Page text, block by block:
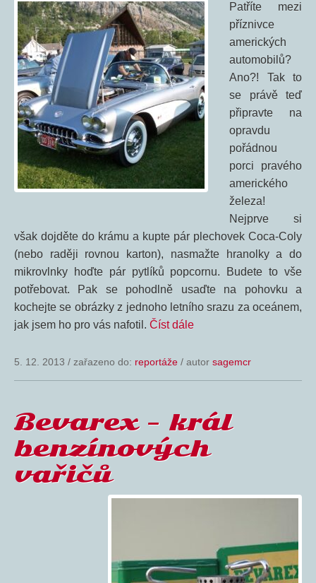
Patříte mezi
příznivce
amerických
automobilů?
Ano?! Tak to
se právě teď
připravte na
opravdu
pořádnou
porci pravého
amerického
železa!
Nejprve si
však dojděte do krámu a kupte pár plechovek Coca-Coly
(nebo raději rovnou karton), nasmažte hranolky a do
mikrovlnky hoďte pár pytlíků popcornu. Budete to vše
potřebovat. Pak se pohodlně usaďte na pohovku a
kochejte se obrázky z jednoho letního srazu za oceánem,
jak jsem ho pro vás nafotil. Číst dále
5. 12. 2013 / zařazeno do: reportáže / autor sagemcr
Bevarex – král
benzínových
vařičů